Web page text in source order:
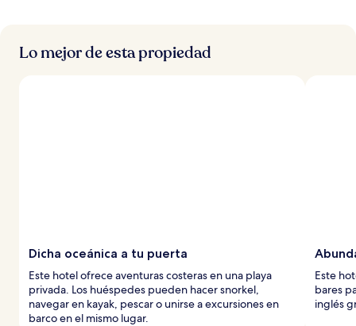
Lo mejor de esta propiedad
Dicha oceánica a tu puerta
Este hotel ofrece aventuras costeras en una playa
privada. Los huéspedes pueden hacer snorkel,
navegar en kayak, pescar o unirse a excursiones en
barco en el mismo lugar.
Este
bares
inglés